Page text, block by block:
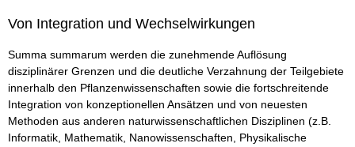
Von Integration und Wechselwirkungen
Summa summarum werden die zunehmende Auflösung
disziplinärer Grenzen und die deutliche Verzahnung der Teilgebiete
innerhalb den Pflanzenwissenschaften sowie die fortschreitende
Integration von konzeptionellen Ansätzen und von neuesten
Methoden aus anderen naturwissenschaftlichen Disziplinen (z.B.
Informatik, Mathematik, Nanowissenschaften, Physikalische